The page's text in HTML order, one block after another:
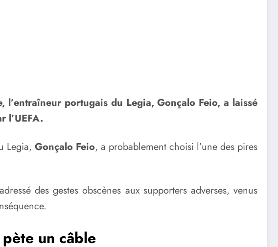
portugais du Legia, Gonçalo Feio, a laissé
l’UEFA.
Legia, Gonçalo Feio, a probablement choisi l’une des pires
des gestes obscènes aux supporters adverses, venus
un câble